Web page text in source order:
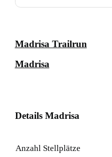
Madrisa Trailrun
Madrisa
Details Madrisa
Anzahl Stellplätze